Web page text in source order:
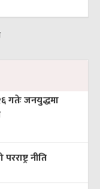
गतेः जनयुद्धमा
नीति